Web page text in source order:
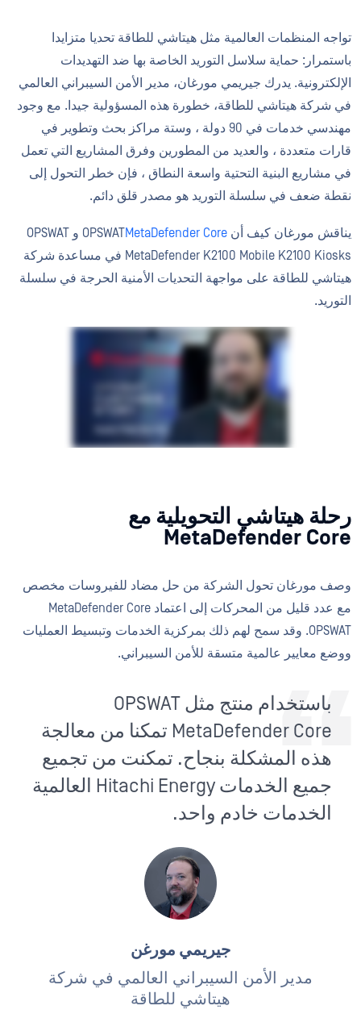
تواجه المنظمات العالمية مثل هيتاشي للطاقة تحديا متزايدا
باستمرار: حماية سلاسل التوريد الخاصة بها ضد التهديدات
الإلكترونية. يدرك جيريمي مورغان، مدير الأمن السيبراني العالمي
في شركة هيتاشي للطاقة، خطورة هذه المسؤولية جيدا. مع وجود
مهندسي خدمات في 90 دولة ، وستة مراكز بحث وتطوير في
قارات متعددة ، والعديد من المطورين وفرق المشاريع التي تعمل
في مشاريع البنية التحتية واسعة النطاق ، فإن خطر التحول إلى
نقطة ضعف في سلسلة التوريد هو مصدر قلق دائم.
يناقش مورغان كيف أن OPSWAT MetaDefender Core
و OPSWAT
MetaDefender K2100 Mobile K2100 Kiosks في مساعدة شركة
هيتاشي للطاقة على مواجهة التحديات الأمنية الحرجة في سلسلة
التوريد.
رحلة هيتاشي التحويلية مع
MetaDefender Core
وصف مورغان تحول الشركة من حل مضاد للفيروسات مخصص
مع عدد قليل من المحركات إلى اعتماد MetaDefender Core
OPSWAT. وقد سمح لهم ذلك بمركزية الخدمات وتبسيط العمليات
ووضع معايير عالمية متسقة للأمن السيبراني.
باستخدام منتج مثل OPSWAT
MetaDefender Core تمكنا من معالجة
هذه المشكلة بنجاح. تمكنت من تجميع
جميع الخدمات Hitachi Energy العالمية
الخدمات خادم واحد.
جيريمي مورغن
مدير الأمن السيبراني العالمي في شركة
هيتاشي للطاقة